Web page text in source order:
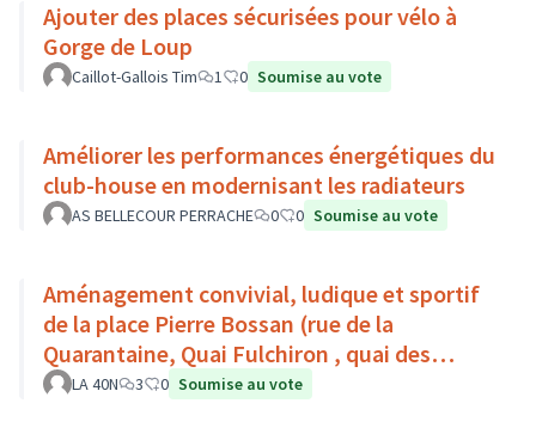
Ajouter des places sécurisées pour vélo à
Gorge de Loup
Caillot-Gallois Tim 1 0 Soumise au vote
Améliorer les performances énergétiques du
club-house en modernisant les radiateurs
AS BELLECOUR PERRACHE 0 0 Soumise au vote
Aménagement convivial, ludique et sportif
de la place Pierre Bossan (rue de la
Quarantaine, Quai Fulchiron , quai des
étroits, Montée de Chouans)
LA 40N 3 0 Soumise au vote